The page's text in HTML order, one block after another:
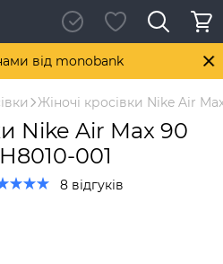
від monobank
Жіночі кросівки Nike Air
Nike Air Max 90
001
8 відгуків